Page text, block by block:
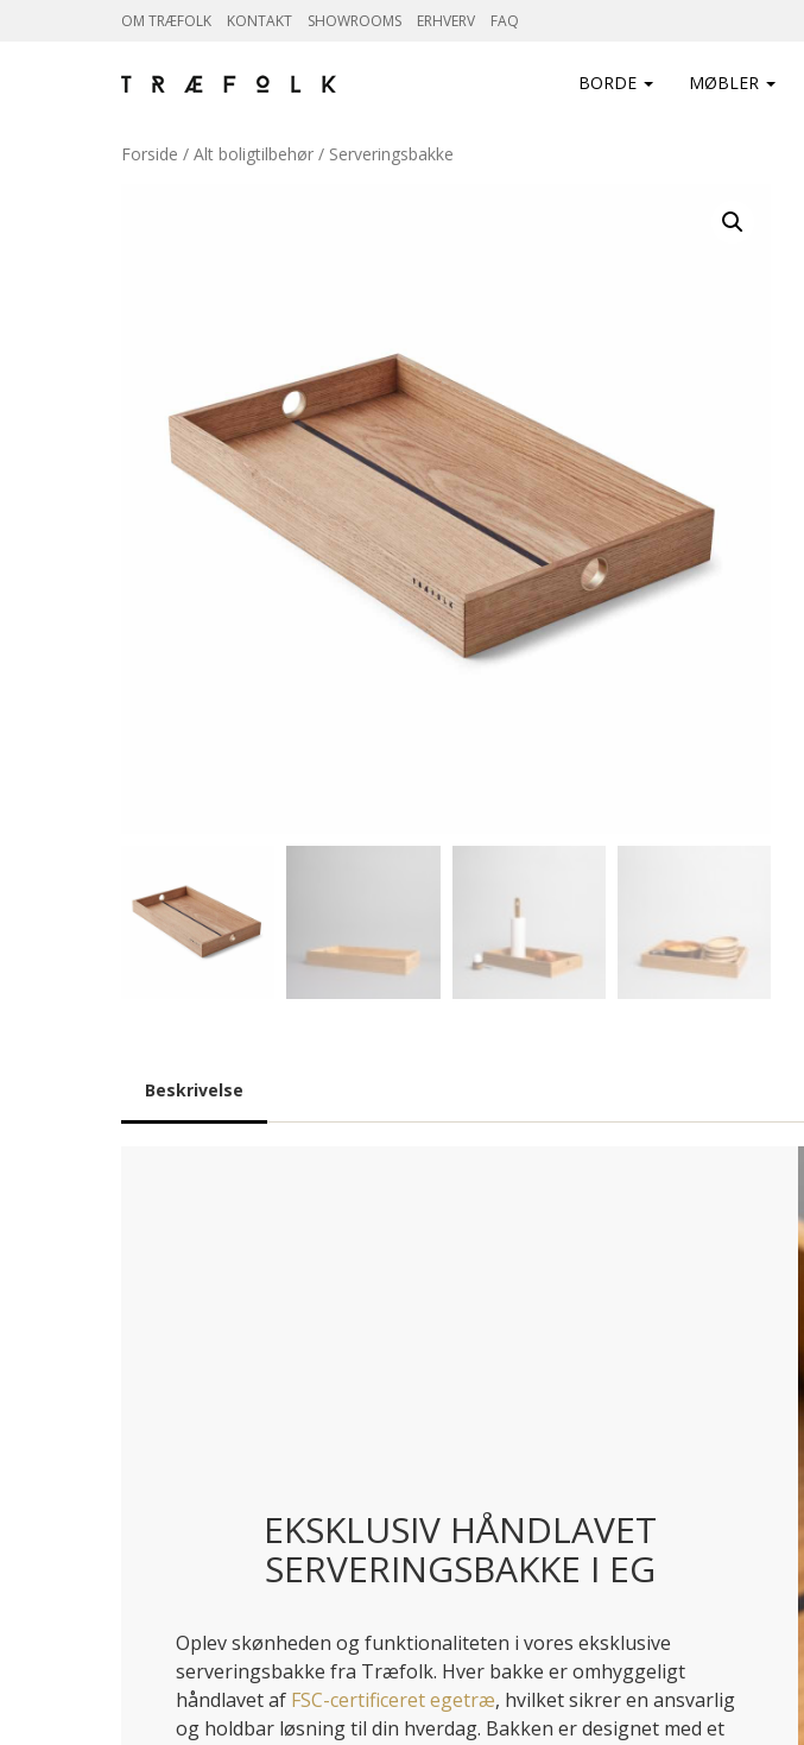
OM TRÆFOLK KONTAKT SHOWROOMS ERHVERV FAQ
BORDE MØBLER
Forside / Alt boligtilbehør / Serveringsbakke
Beskrivelse
EKSKLUSIV HÅNDLAVET
SERVERINGSBAKKE I EG
Oplev skønheden og funktionaliteten i vores eksklusive
serveringsbakke fra Træfolk. Hver bakke er omhyggeligt
håndlavet af FSC-certificeret egetræ, hvilket sikrer en ansvarlig
og holdbar løsning til din hverdag. Bakken er designet med et